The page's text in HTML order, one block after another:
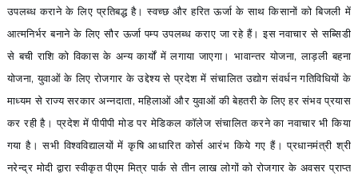
उपलब्ध कराने के लिए प्रतिबद्ध है। स्वच्छ और हरित ऊर्जा के साथ किसानों को बिजली में
आत्मनिर्भर बनाने के लिए सौर ऊर्जा पम्प उपलब्ध कराए जा रहे हैं। इस नवाचार से सब्सिडी
से बची राशि को विकास के अन्य कार्यों में लगाया जाएगा। भावान्तर योजना, लाड़ली बहना
योजना, युवाओं के लिए रोजगार के उद्देश्य से प्रदेश में संचालित उद्योग संवर्धन गतिविधियों के
माध्यम से राज्य सरकार अन्नदाता, महिलाओं और युवाओं की बेहतरी के लिए हर संभव प्रयास
कर रही है। प्रदेश में पीपीपी मोड पर मेडिकल कॉलेज संचालित करने का नवाचार भी किया
गया है। सभी विश्वविद्यालयों में कृषि आधारित कोर्स आरंभ किये गए हैं। प्रधानमंत्री श्री
नरेन्द्र मोदी द्वारा स्वीकृत पीएम मित्र पार्क से तीन लाख लोगों को रोजगार के अवसर प्राप्त